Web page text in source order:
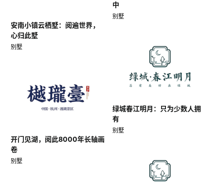
中
别墅
安南小镇云栖墅：阅遍世界，
心归此墅
别墅
绿城春江明月：只为少数人拥
有
别墅
开门见湖，阅此8000年长轴画
卷
别墅